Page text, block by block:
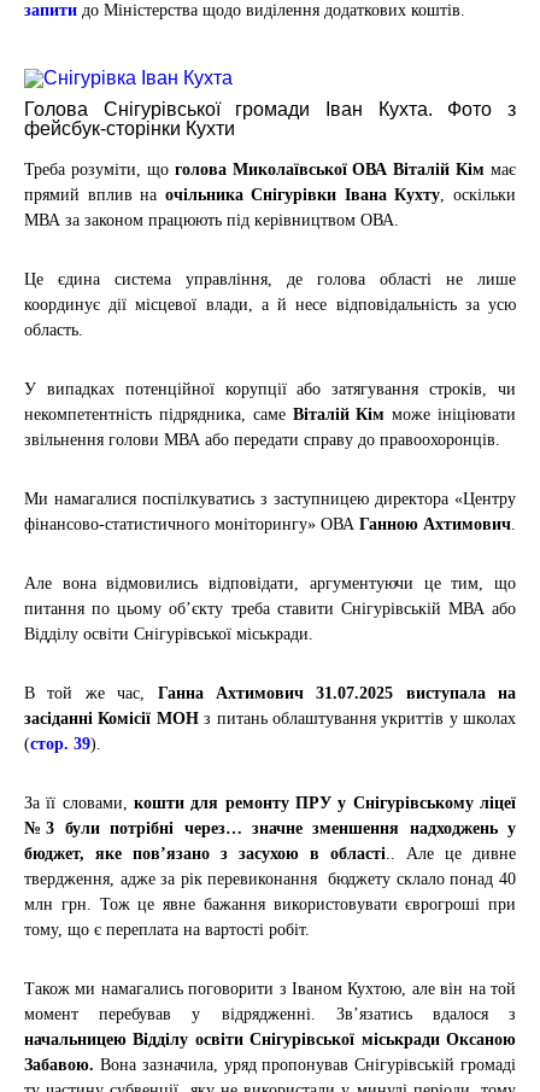
запити до Міністерства щодо виділення додаткових коштів.
Голова Снігурівської громади Іван Кухта. Фото з
фейсбук-сторінки Кухти
Треба розуміти, що голова Миколаївської ОВА Віталій Кім має
прямий вплив на очільника Снігурівки Івана Кухту, оскільки
МВА за законом працюють під керівництвом ОВА.
Це єдина система управління, де голова області не лише
координує дії місцевої влади, а й несе відповідальність за усю
область.
У випадках потенційної корупції або затягування строків, чи
некомпетентність підрядника, саме Віталій Кім може ініціювати
звільнення голови МВА або передати справу до правоохоронців.
Ми намагалися поспілкуватись з заступницею директора «Центру
фінансово-статистичного моніторингу» ОВА Ганною Ахтимович.
Але вона відмовились відповідати, аргументуючи це тим, що
питання по цьому об’єкту треба ставити Снігурівській МВА або
Відділу освіти Снігурівської міськради.
В той же час, Ганна Ахтимович31.07.2025 виступала на
засіданні Комісії МОНз питань облаштування укриттів у школах
(стор. 39).
За її словами, кошти для ремонту ПРУ у Снігурівському ліцеї
№3 були потрібні через… значне зменшення надходжень у
бюджет, яке пов’язано з засухою в області.. Але це дивне
твердження, адже за рік перевиконання бюджету склало понад 40
млн грн. Тож це явне бажання використовувати єврогроші при
тому, що є переплата на вартості робіт.
Також ми намагались поговорити з Іваном Кухтою, але він на той
момент перебував у відрядженні.
Зв’язатись вдалося з
начальницею Відділу освіти Снігурівської міськради Оксаною
Забавою. Вона зазначила, уряд пропонував Снігурівській громаді